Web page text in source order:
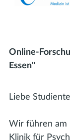
Online-
Essen"
Liebe
Wir führen am
Klinik für